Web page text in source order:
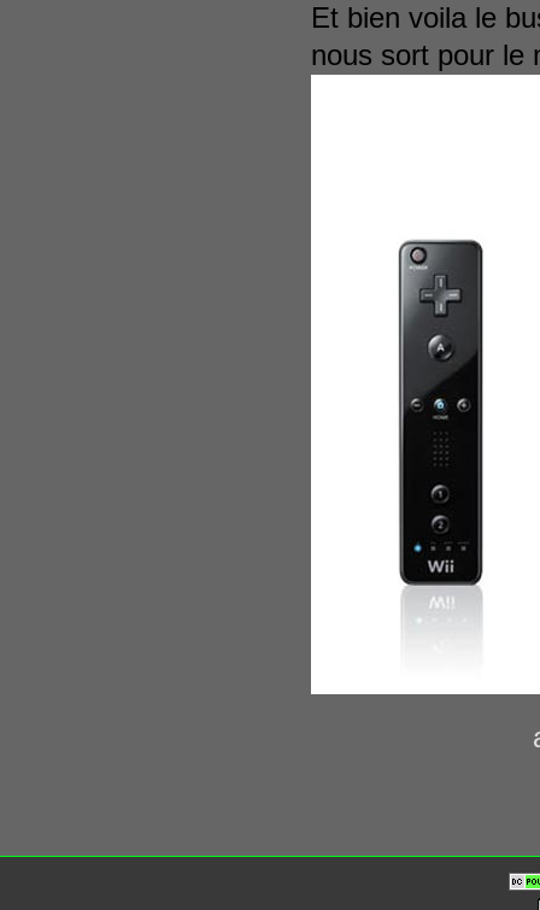
Et bien voila le
nous sort pour le